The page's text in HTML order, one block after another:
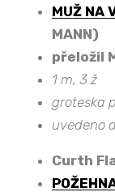
MUŽ NA
MANN)
přeložil
1 m, 3 ž
groteska
uvedeno
Curth